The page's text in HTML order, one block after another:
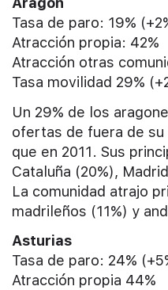
Tasa de paro: 19%
Atracción propia: 42%
Atracción otras
Tasa movilidad 29%
Un 29% de los
ofertas de fuera de su
que en 2011. Sus
Cataluña (20%),
La comunidad atrajo
madrileños (11%) y
Asturias
Tasa de paro: 24%
Atracción propia 44%